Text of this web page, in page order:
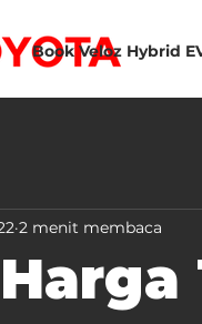
Book Veloz Hybrid
2 menit membaca